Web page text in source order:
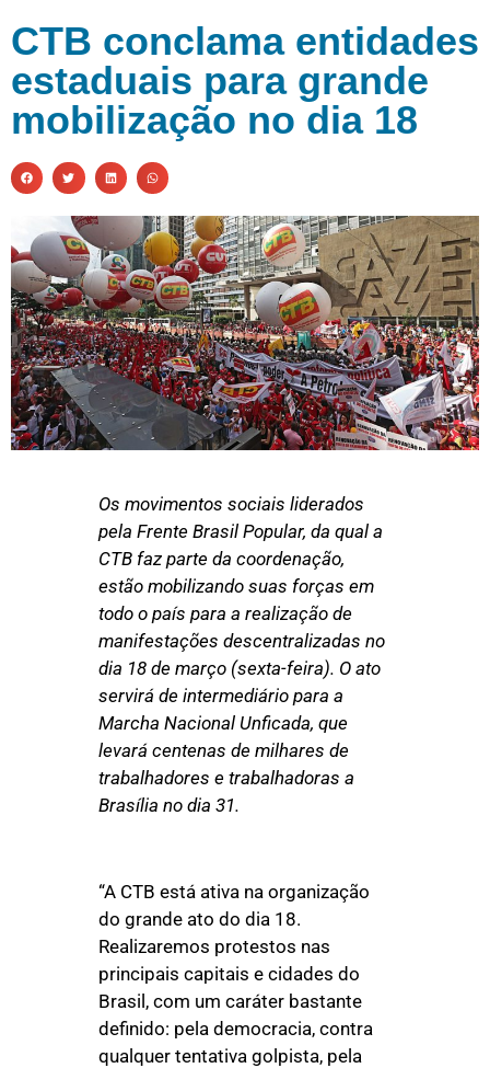
CTB conclama entidades
estaduais para grande
mobilização no dia 18
Os movimentos sociais liderados
pela Frente Brasil Popular, da qual a
CTB faz parte da coordenação,
estão mobilizando suas forças em
todo o país para a realização de
manifestações descentralizadas no
dia 18 de março (sexta-feira). O ato
servirá de intermediário para a
Marcha Nacional Unficada, que
levará centenas de milhares de
trabalhadores e trabalhadoras a
Brasília no dia 31.
“A CTB está ativa na organização
do grande ato do dia 18.
Realizaremos protestos nas
principais capitais e cidades do
Brasil, com um caráter bastante
definido: pela democracia, contra
qualquer tentativa golpista, pela